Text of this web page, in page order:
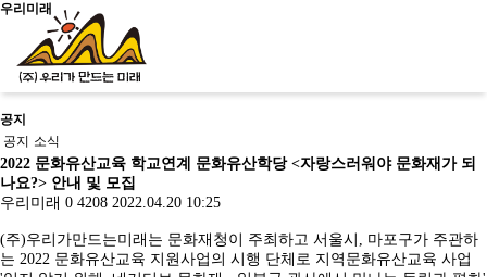
우리미래
신청문의
사이트맵
소개
공지
공지
소식
2022 문화유산교육 학교연계 문화유산학당 <자랑스러워야 문화재가 되
나요?> 안내 및 모집
우리미래 0 4208 2022.04.20 10:25
(주)우리가만드는미래는 문화재청이 주최하고 서울시, 마포구가 주관하
는 2022 문화유산교육 지원사업의 시행 단체로 지역문화유산교육 사업